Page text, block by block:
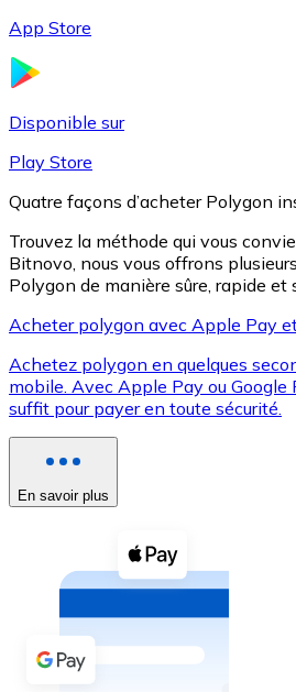
XRP
XRP
Voir toutes
Coupons crypto
Achetez des
Acheter avec espèces
Virement SEPA
App Store
Disponible sur
Play Store
Quatre façons d’acheter Polygon
Trouvez la méthode qui vous
Bitnovo, nous vous offrons
Polygon de manière sûre, rapide et
Acheter polygon avec Apple Pay
Achetez polygon en quelques
mobile. Avec Apple Pay ou Google
suffit pour payer en toute sécurité.
En savoir plus